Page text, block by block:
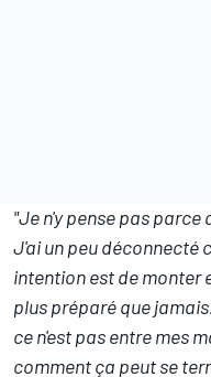
"Je n'y pense pas parce
J'ai un peu déconnecté
intention est de monter
plus préparé que
ce n'est pas entre mes
comment ça peut se